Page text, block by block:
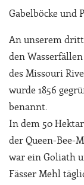
Gabelböcke und
An unserem
den
des Missouri
wurde 1856
benannt.
In dem 50
der Queen-Bee-
war ein Goliath
Fässer Mehl